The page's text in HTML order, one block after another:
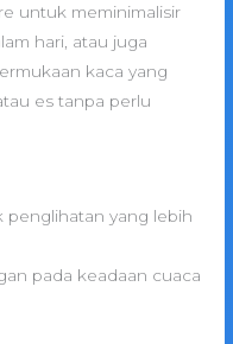
untuk meminimalisir
hari, atau juga
kaca yang
es tanpa perlu
penglihatan yang lebih
pada keadaan cuaca